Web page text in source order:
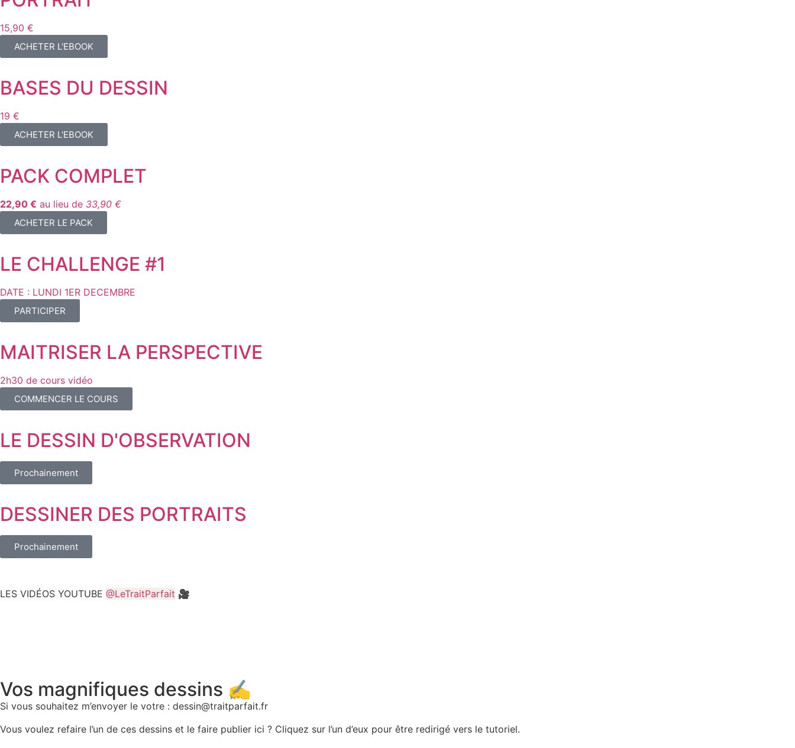
15,90 €
ACHETER L'EBOOK
BASES DU DESSIN
19 €
ACHETER L'EBOOK
PACK COMPLET
22,90 € au lieu de 33,90 €
ACHETER LE PACK
LE CHALLENGE #1
DATE : LUNDI 1ER DECEMBRE
PARTICIPER
MAITRISER LA PERSPECTIVE
2h30 de cours vidéo
COMMENCER LE COURS
LE DESSIN D'OBSERVATION
Prochainement
DESSINER DES PORTRAITS
Prochainement
LES VIDÉOS YOUTUBE @LeTraitParfait 🎥
Vos magnifiques dessins ✍️
Si vous souhaitez m’envoyer le votre : dessin@traitparfait.fr
Vous voulez refaire l’un de ces dessins et le faire publier ici ? Cliquez sur l’un d’eux pour être redirigé vers le tutoriel.